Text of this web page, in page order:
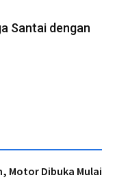
Santai dengan
Motor Dibuka Mulai